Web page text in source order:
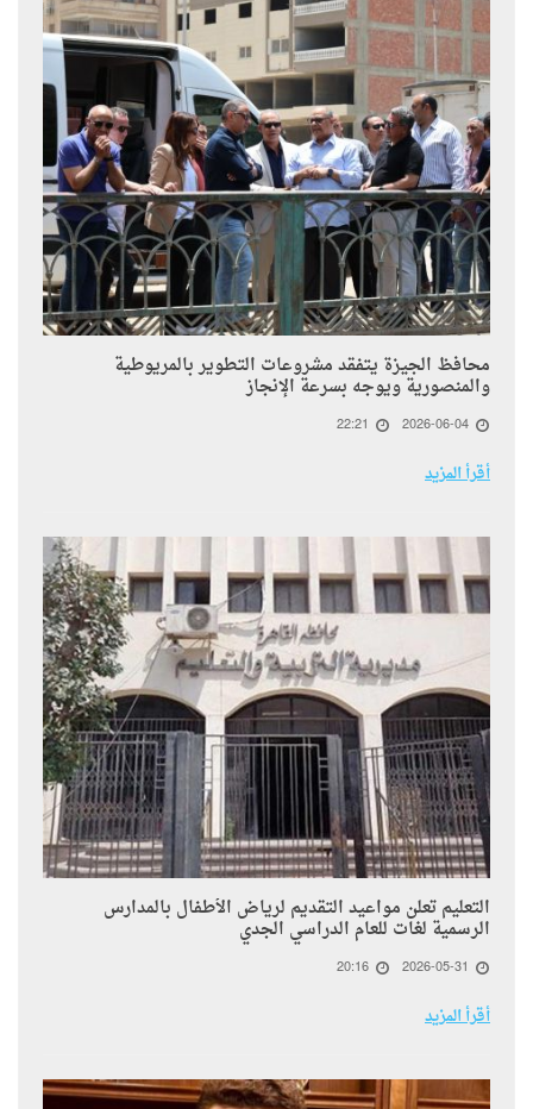
محافظ الجيزة يتفقد مشروعات التطوير بالمريوطية
والمنصورية ويوجه بسرعة الإنجاز
2026-06-04
22:21
أقرأ المزيد
التعليم تعلن مواعيد التقديم لرياض الأطفال بالمدارس
الرسمية لغات للعام الدراسي الجدي
2026-05-31
20:16
أقرأ المزيد